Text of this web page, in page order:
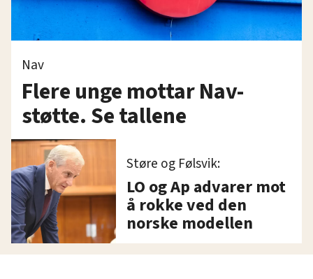
Nav
Flere unge mottar Nav-
støtte. Se tallene
Støre og Følsvik:
LO og Ap advarer mot
å rokke ved den
norske modellen